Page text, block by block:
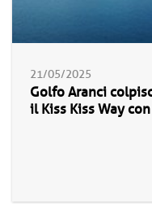
21/05/2025
Golfo Aranci
il Kiss Kiss Way